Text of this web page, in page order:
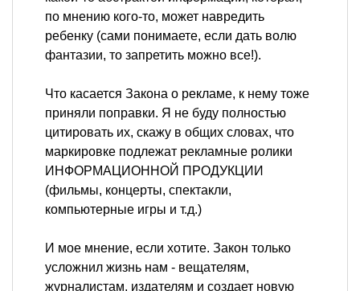
по мнению кого-то, может навредить
ребенку (сами понимаете, если дать волю
фантазии, то запретить можно все!).
Что касается Закона о рекламе, к нему тоже
приняли поправки. Я не буду полностью
цитировать их, скажу в общих словах, что
маркировке подлежат рекламные ролики
ИНФОРМАЦИОННОЙ ПРОДУКЦИИ
(фильмы, концерты, спектакли,
компьютерные игры и т.д.)
И мое мнение, если хотите. Закон только
усложнил жизнь нам - вещателям,
журналистам, издателям и создает новую